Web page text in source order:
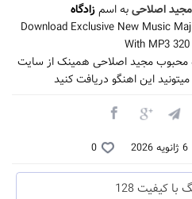
مجید اصلاحیبه اسمزادگاه
Download Exclusive New Music
With MP3
محبوب مجید اصلاحی همینک از سایت
این اهنگو دریافت کنید
6 ژانویه 2026 0
کیفیت 128